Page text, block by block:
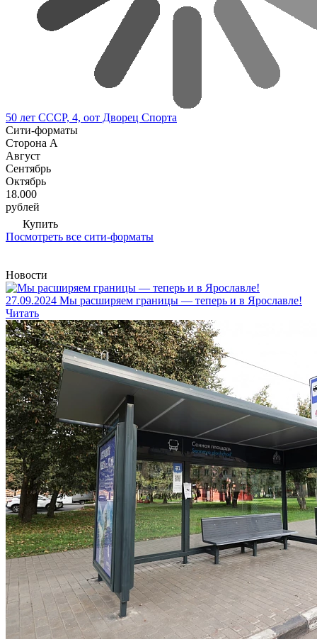
50 лет СССР, 4, оот Дворец Спорта
Сити-форматы
Сторона А
Август
Сентябрь
Октябрь
18.000
рублей
Купить
Посмотреть все сити-форматы
Новости
27.09.2024 Мы расширяем границы — теперь и в Ярославле!
Читать